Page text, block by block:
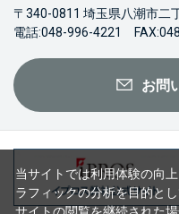
〒340-0811 埼玉県八潮市二
電話:048-996-4221
お問
当サイトでは利用体験の向
ラフィックの分析を目的と